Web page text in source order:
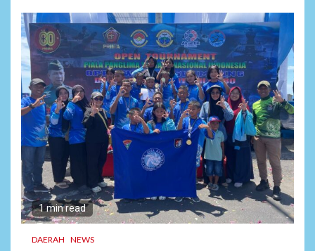
1 min read
DAERAH NEWS
6 NEWS
Pemprov Banten Diduga
Kelola Tenaga Ahli Fiktif,